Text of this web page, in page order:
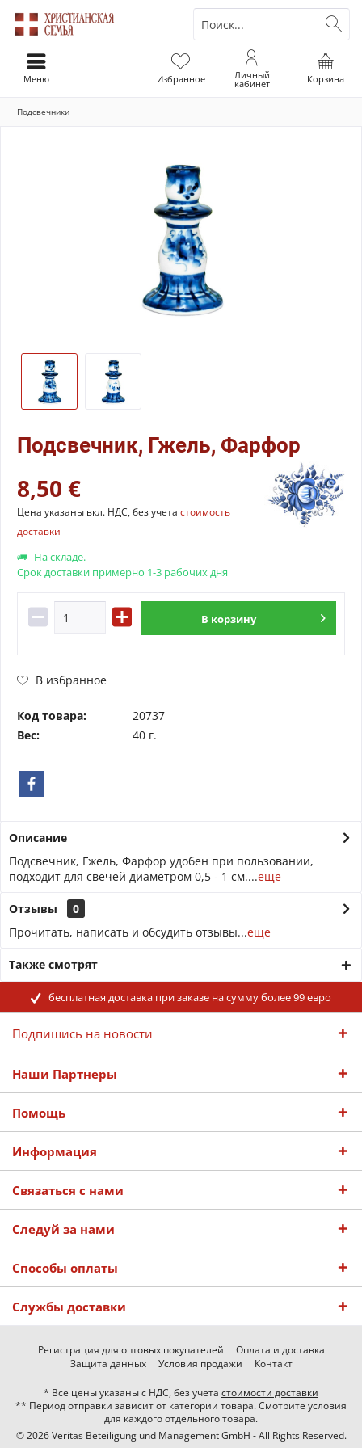
Корзина
Избранное Личный
кабинет
Меню
Подсвечники
Подсвечник, Гжель, Фарфор
8,50 €
Цена указаны вкл. НДС, без учета стоимость
доставки
На складе.
Срок доставки примерно 1-3 рабочих дня
В корзину
В избранное
Код товара:
20737
Вес:
40 г.
Описание
Подсвечник, Гжель, Фарфор удобен при пользовании,
подходит для свечей диаметром 0,5 - 1 см....еще
Отзывы
0
Прочитать, написать и обсудить отзывы...еще
Также смотрят
бесплатная доставка при заказе на сумму более 99 евро
Подпишись на новости
Наши Партнеры
Помощь
Информация
Связаться с нами
Следуй за нами
Способы оплаты
Службы доставки
Регистрация для оптовых покупателей
Оплата и доставка
Защита данных
Условия продажи Контакт
* Все цены указаны с НДС, без учета стоимости доставки
** Период отправки зависит от категории товара. Смотрите условия
для каждого отдельного товара.
© 2026 Veritas Beteiligung und Management GmbH - All Rights Reserved.